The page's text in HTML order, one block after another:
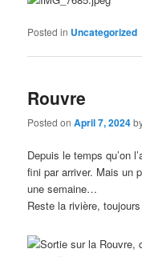
Posted in Uncategorized
Rouvre
Posted onApril 7, 2024
Depuis le temps qu’on
fini par arriver. Mais un
une semaine…
Reste la rivière,